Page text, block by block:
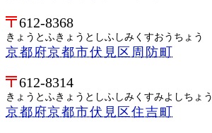
612-8368
きょうとふきょうとしふしみくすおうちょう
京都府京都市伏見区周防町
612-8314
きょうとふきょうとしふしみくすみよしちょう
京都府京都市伏見区住吉町